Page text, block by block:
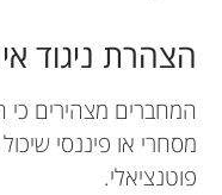
הצהרת ניגוד
המחברים מצהירים
מסחרי או פיננסי
פוטנציאלי.